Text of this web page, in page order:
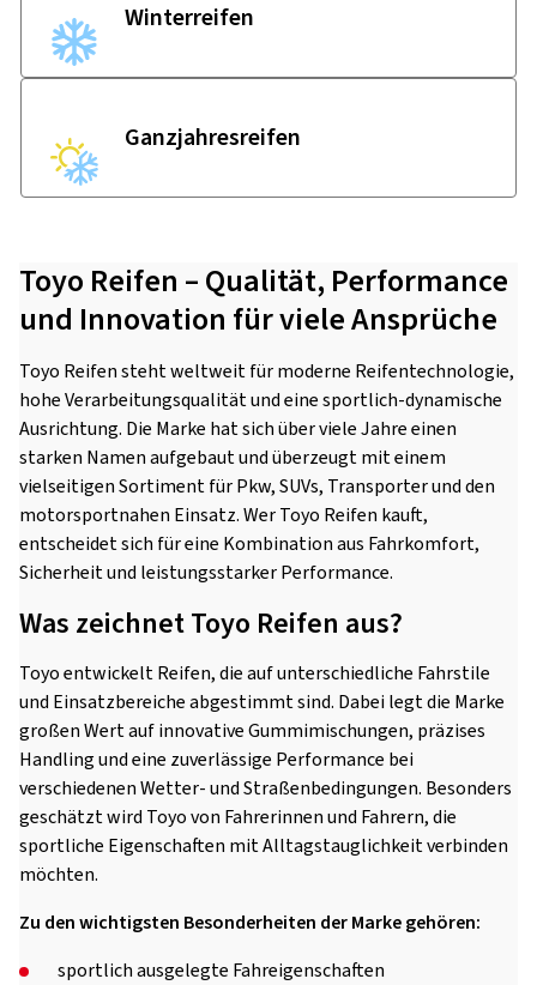
Winter­reifen
Ganzjahres­reifen
Toyo Reifen – Qualität, Performance
und Innovation für viele Ansprüche
Toyo Reifen steht weltweit für moderne Reifentechnologie,
hohe Verarbeitungsqualität und eine sportlich-dynamische
Ausrichtung. Die Marke hat sich über viele Jahre einen
starken Namen aufgebaut und überzeugt mit einem
vielseitigen Sortiment für Pkw, SUVs, Transporter und den
motorsportnahen Einsatz. Wer Toyo Reifen kauft,
entscheidet sich für eine Kombination aus Fahrkomfort,
Sicherheit und leistungsstarker Performance.
Was zeichnet Toyo Reifen aus?
Toyo entwickelt Reifen, die auf unterschiedliche Fahrstile
und Einsatzbereiche abgestimmt sind. Dabei legt die Marke
großen Wert auf innovative Gummimischungen, präzises
Handling und eine zuverlässige Performance bei
verschiedenen Wetter- und Straßenbedingungen. Besonders
geschätzt wird Toyo von Fahrerinnen und Fahrern, die
sportliche Eigenschaften mit Alltagstauglichkeit verbinden
möchten.
Zu den wichtigsten Besonderheiten der Marke gehören:
sportlich ausgelegte Fahreigenschaften